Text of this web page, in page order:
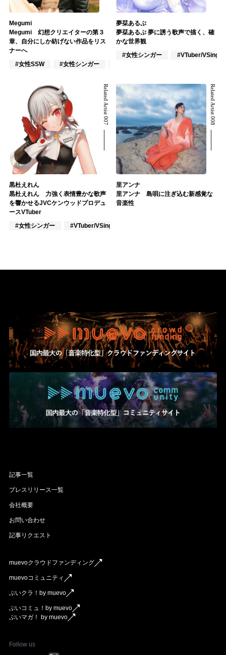
Megumi
Megumi 幻想クリエイターの第３
章、自分にしか紡げない作品をリス
ナーへ
#女性SSW
#女性シンガー
夢栞あるぷ
夢栞あるぷ 夢に誘う歌声で描く、確
かな世界観
#女性シンガー
#VTuber/VSinger
Related Artist 007
黒杜えれん
黒杜えれん 力強く表情豊かな歌声
を響かせるJVCケンウッドプロデュ
ースVTuber
#女性シンガー
#VTuber/VSinger
Related Artist 008
里アンナ
里アンナ 島唄に注ぎ込む新感覚な
音楽性
記事一覧
プレスリリース一覧
会社概要
お問い合わせ
記事リクエスト
muevoクラウドファンディング
muevoコミュニティ
ぶいクラ！by muevo
ぶいコミュ！by muevo
ぶいマガ！ by muevo
Follow us